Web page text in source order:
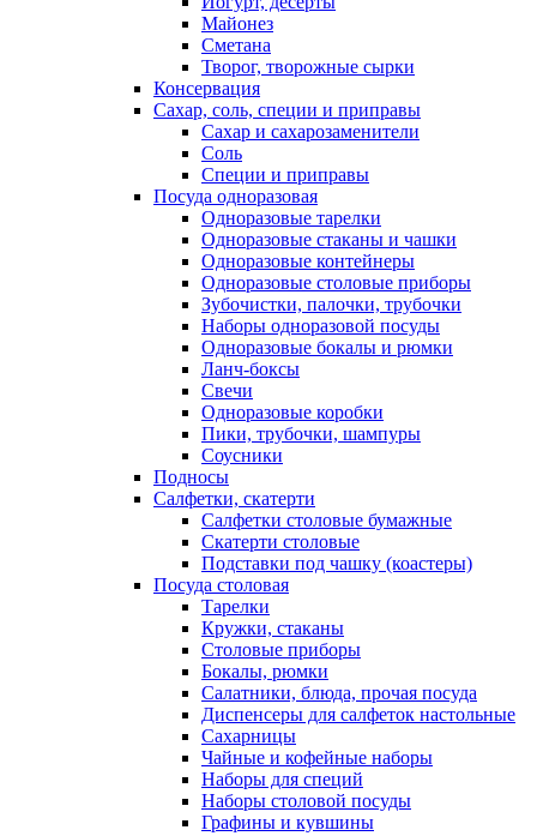
Майонез
Сметана
Творог, творожные сырки
Консервация
Сахар, соль, специи и приправы
Сахар и сахарозаменители
Соль
Специи и приправы
Посуда одноразовая
Одноразовые тарелки
Одноразовые стаканы и чашки
Одноразовые контейнеры
Одноразовые столовые приборы
Зубочистки, палочки, трубочки
Наборы одноразовой посуды
Одноразовые бокалы и рюмки
Ланч-боксы
Свечи
Одноразовые коробки
Пики, трубочки, шампуры
Соусники
Подносы
Салфетки, скатерти
Салфетки столовые бумажные
Скатерти столовые
Подставки под чашку (коастеры)
Посуда столовая
Тарелки
Кружки, стаканы
Столовые приборы
Бокалы, рюмки
Салатники, блюда, прочая посуда
Диспенсеры для салфеток настольные
Сахарницы
Чайные и кофейные наборы
Наборы для специй
Наборы столовой посуды
Графины и кувшины